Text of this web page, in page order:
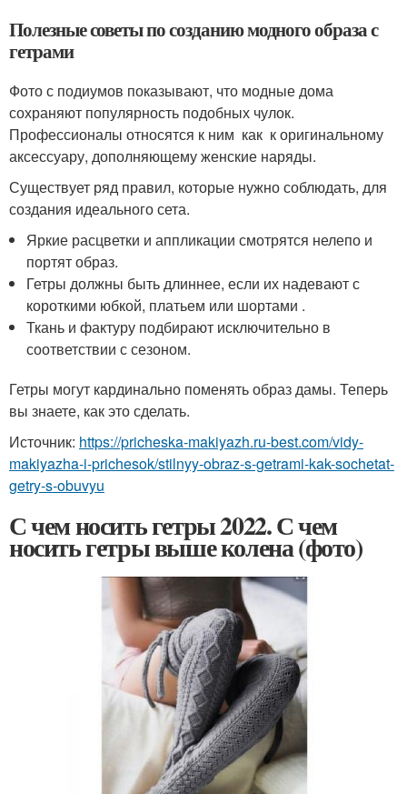
Полезные советы по созданию модного образа с
гетрами
Фото с подиумов показывают, что модные дома
сохраняют популярность подобных чулок.
Профессионалы относятся к ним как к оригинальному
аксессуару, дополняющему женские наряды.
Существует ряд правил, которые нужно соблюдать, для
создания идеального сета.
Яркие расцветки и аппликации смотрятся нелепо и
портят образ.
Гетры должны быть длиннее, если их надевают с
короткими юбкой, платьем или шортами .
Ткань и фактуру подбирают исключительно в
соответствии с сезоном.
Гетры могут кардинально поменять образ дамы. Теперь
вы знаете, как это сделать.
Источник: https://pricheska-makiyazh.ru-best.com/vidy-
makiyazha-i-prichesok/stilnyy-obraz-s-getrami-kak-sochetat-
getry-s-obuvyu
С чем носить гетры 2022. С чем
носить гетры выше колена (фото)